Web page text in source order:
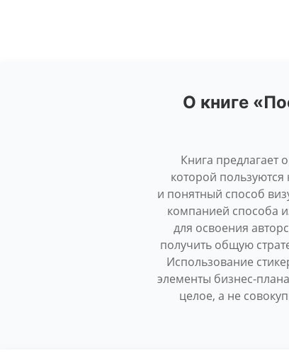
О книге
Книга предлагает
которой
и понятный способ
компанией способа
для освоения
получить общую
Использование
элементы бизнес-
целое, а не